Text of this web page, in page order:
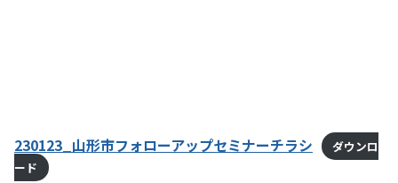
230123_山形市フォローアップセミナーチラシ
ダウンロ
ード